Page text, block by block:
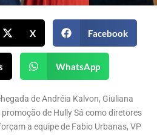
X Facebook
WhatsApp
de Andréia Kalvon, Giuliana
promoção de Hully Sá como diretores
a equipe de Fabio Urbanas, VP